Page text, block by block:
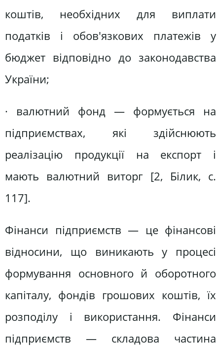
коштів, необхідних для виплати
податків і обов'язкових платежів у
бюджет відповідно до законодавства
України;
· валютний фонд — формується на
підприємствах, які здійснюють
реалізацію продукції на експорт і
мають валютний виторг [2, Білик, c.
117].
Фінанси підприємств — це фінансові
відносини, що виникають у процесі
формування основного й оборотного
капіталу, фондів грошових коштів, їх
розподілу і використання. Фінанси
підприємств — складова частина